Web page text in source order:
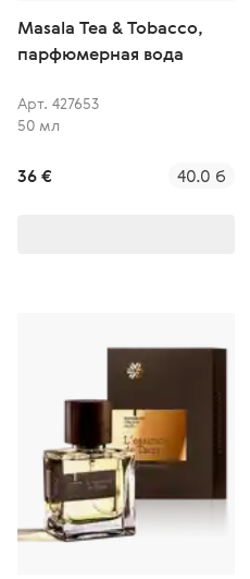
Masala Tea & Tobacco,
парфюмерная вода
Арт. 427653
50 мл
36 € 40.0 б